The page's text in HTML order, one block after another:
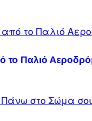
Παλιό